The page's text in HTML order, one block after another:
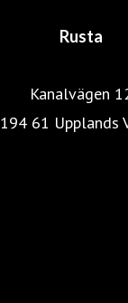
Rusta
Kanalvägen
194 61 Upplands